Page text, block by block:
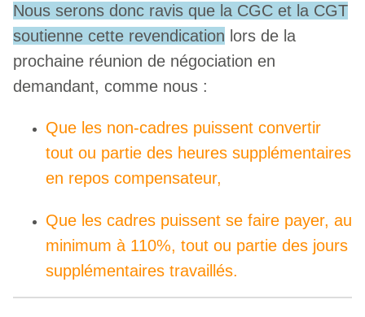
Nous serons donc ravis que la CGC et la CGT
soutienne cette revendication lors de la
prochaine réunion de négociation en
demandant, comme nous :
Que les non-cadres puissent convertir
tout ou partie des heures supplémentaires
en repos compensateur,
Que les cadres puissent se faire payer, au
minimum à 110%, tout ou partie des jours
supplémentaires travaillés.